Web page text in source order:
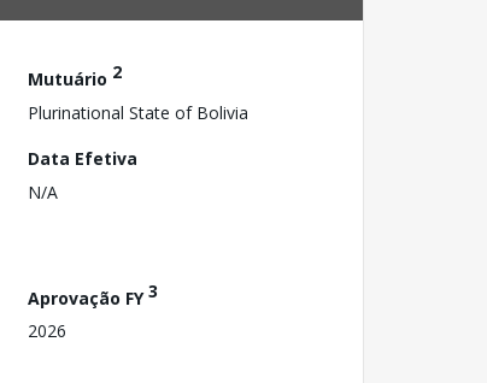
Mutuário 2
Plurinational State of Bolivia
Data Efetiva
N/A
Aprovação FY3
2026